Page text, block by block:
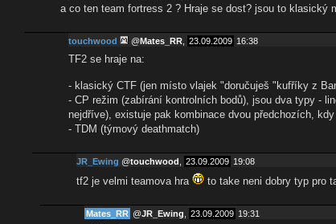
a co ten team fortress 2 ? Hraje se dost? jsou to klasický
touchwood @Mates_RR 23.09.2009 16:38
TF2 se hraje na:
- klasický CTF (jen místo vlajek "doručuješ "kufříky z
- CP režim (zabírání kontrolních bodů), jsou dva typy -
nejdříve), existuje pak kombinace dvou předchozích,
- TDM (týmový deathmatch)
JR_Ewing @touchwood 23.09.2009 19:08
tf2 je velmi teamova hra to take neni dobry typ pro
Mates_RR @JR_Ewing 23.09.2009 19:31